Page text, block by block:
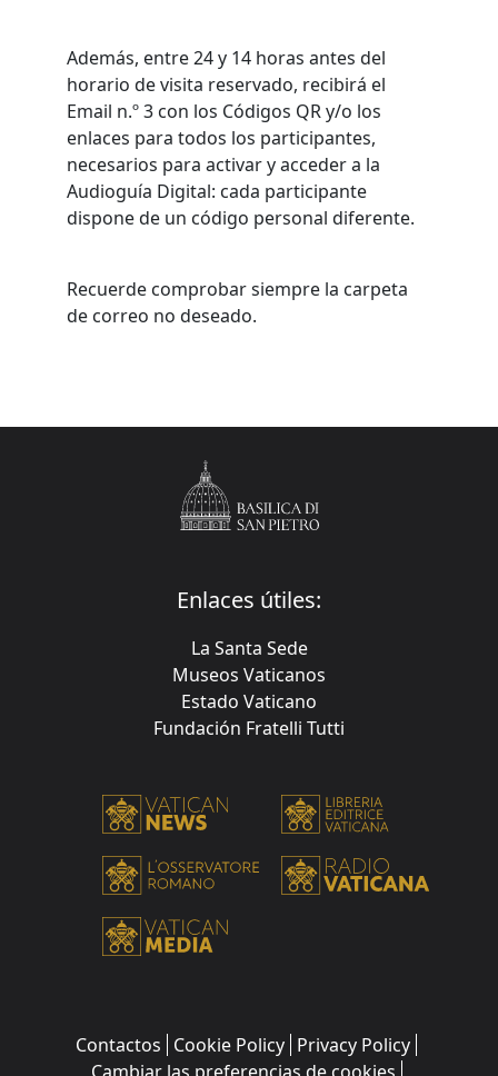
Además, entre 24 y 14 horas antes del
horario de visita reservado, recibirá el
Email n.º 3 con los Códigos QR y/o los
enlaces para todos los participantes,
necesarios para activar y acceder a la
Audioguía Digital: cada participante
dispone de un código personal diferente.
Recuerde comprobar siempre la carpeta
de correo no deseado.
Enlaces útiles:
La Santa Sede
Museos Vaticanos
Estado Vaticano
Fundación Fratelli Tutti
Contactos Cookie Policy Privacy Policy